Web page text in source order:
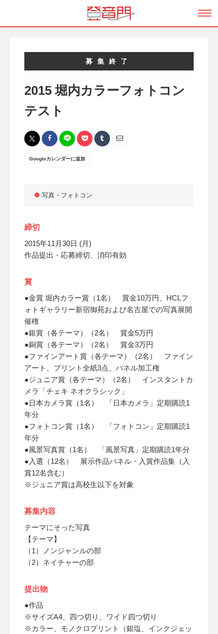
募集終了
2015 堀内カラーフォトコン
テスト
Googleカレンダーに追加
写真・フォトコン
締切
2015年11月30日 (月)
作品提出・応募締切、消印有効
賞
●金賞 堀内カラー賞（1名） 賞金10万円、HCLフ
ォトギャラリー新宿御苑および名古屋での写真展開
催権
●銀賞（各テーマ）（2名） 賞金5万円
●銅賞（各テーマ）（2名） 賞金3万円
●ファインアート賞（各テーマ）（2名） ファイン
アート、プリント全紙3点、パネル加工権
●ジュニア賞（各テーマ）（2名） インスタントカ
メラ「チェキ ネオクラシック」
●日本カメラ賞（1名） 「日本カメラ」定期購読1
年分
●フォトコン賞（1名） 「フォトコン」定期購読1
年分
●風景写真賞（1名） 「風景写真」定期購読1年分
●入選（12名） 展示作品パネル・入賞作品集（入
賞12名含む）
※ジュニア賞は高校生以下を対象
募集内容
テーマにそった写真
【テーマ】
（1）ノンジャンルの部
（2）ネイチャーの部
提出物
●作品
※サイズA4、四つ切り、ワイド四つ切り
※カラー、モノクロプリント（銀塩、インクジェッ